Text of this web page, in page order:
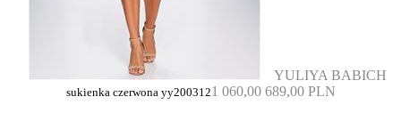
YULIYA BABICH
sukienka czerwona yy2003121 060,00 689,00 PLN